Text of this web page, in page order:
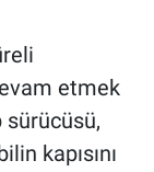
etmek
kapısını